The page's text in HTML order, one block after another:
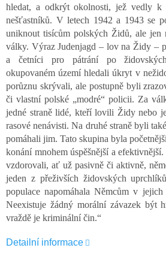
hledat, a odkrýt okolnosti, jež vedly k
nešťastníků. V letech 1942 a 1943 se
uniknout tisícům polských Židů, ale jen
války. Výraz Judenjagd – lov na Židy –
a četníci pro pátrání po
okupovaném území hledali úkryt v
porůznu skrývali, ale postupně byli
či vlastní polské „modré“ policii. Za
jedné straně lidé, kteří lovili Židy nebo
rasové nenávisti. Na druhé straně byli
pomáhali jim. Tato skupina byla
konání mnohem úspěšnější a
vzdorovali, ať už pasivně či aktivně,
jeden z přeživších židovských
populace napomáhala Němcům v
Neexistuje žádný morální závazek být
vraždě je kriminální čin.“
Detailní informace